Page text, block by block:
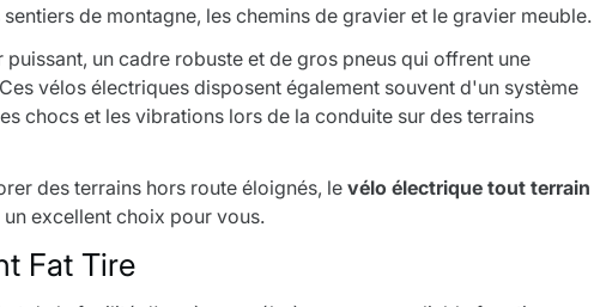
de montagne, les chemins de gravier et le gravier meuble.
puissant, un cadre robuste et de gros pneus qui offrent une
vélos électriques disposent également souvent d'un système
chocs et les vibrations lors de la conduite sur des terrains
des terrains hors route éloignés, le vélo électrique tout terrain
un excellent choix pour vous.
Fat Tire